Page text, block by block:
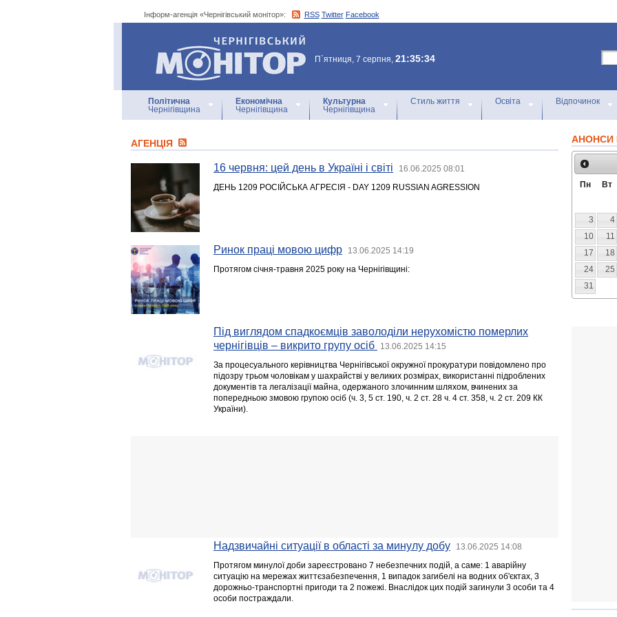
Інформ-агенція «Чернігівський монітор»: RSS Twitter Facebook
Інформ-агенція
«Чернігівський монітор»
П`ятниця, 7 серпня, 21:35:34
Політична
Чернігівщина
Економічна
Чернігівщина
Культурна
Чернігівщина
Стиль життя Освіта Відпочинок
АГЕНЦIЯ
16 червня: цей день в Україні і світі 16.06.2025 08:01
ДЕНЬ 1209 РОСІЙСЬКА АГРЕСІЯ - DAY 1209 RUSSIAN AGRESSION
Ринок праці мовою цифр 13.06.2025 14:19
Протягом січня-травня 2025 року на Чернігівщині:
Під виглядом спадкоємців заволоділи нерухомістю померлих
чернігівців – викрито групу осіб
13.06.2025 14:15
За процесуального керівництва Чернігівської окружної прокуратури повідомлено про
підозру трьом чоловікам у шахрайстві у великих розмірах, використанні підроблених
документів та легалізації майна, одержаного злочинним шляхом, вчинених за
попередньою змовою групою осіб (ч. 3, 5 ст. 190, ч. 2 ст. 28 ч. 4 ст. 358, ч. 2 ст. 209 КК
України).
Надзвичайні ситуації в області за минулу добу 13.06.2025 14:08
Протягом минулої доби зареєстровано 7 небезпечних подій, а саме: 1 аварійну
ситуацію на мережах життєзабезпечення, 1 випадок загибелі на водних об'єктах, 3
дорожньо-транспортні пригоди та 2 пожежі. Внаслідок цих подій загинули 3 особи та 4
особи постраждали.
АНОНСИ
Пн Вт
3
4
10
11
17
18
24
25
31